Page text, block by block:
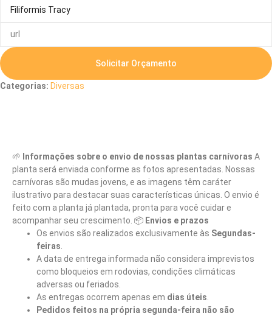
Solicitar Orçamento
Categorias: Diversas
🌱 Informações sobre o envio de nossas plantas carnívoras A
planta será enviada conforme as fotos apresentadas. Nossas
carnívoras são mudas jovens, e as imagens têm caráter
ilustrativo para destacar suas características únicas. O envio é
feito com a planta já plantada, pronta para você cuidar e
acompanhar seu crescimento. 📦 Envios e prazos
Os envios são realizados exclusivamente às Segundas-
feiras
A data de entrega informada não considera imprevistos
como bloqueios em rodovias, condições climáticas
adversas ou feriados.
As entregas ocorrem apenas em dias úteis
Pedidos feitos na própria segunda-feira não são